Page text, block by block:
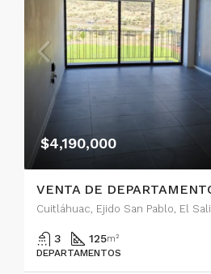
$4,190,000
3 125m²
DEPARTAMENTOS